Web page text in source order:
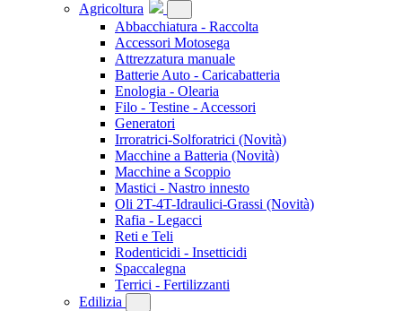
Agricoltura
Abbacchiatura - Raccolta
Accessori Motosega
Attrezzatura manuale
Batterie Auto - Caricabatteria
Enologia - Olearia
Filo - Testine - Accessori
Generatori
Irroratrici-Solforatrici (Novità)
Macchine a Batteria (Novità)
Macchine a Scoppio
Mastici - Nastro innesto
Oli 2T-4T-Idraulici-Grassi (Novità)
Rafia - Legacci
Reti e Teli
Rodenticidi - Insetticidi
Spaccalegna
Terrici - Fertilizzanti
Edilizia